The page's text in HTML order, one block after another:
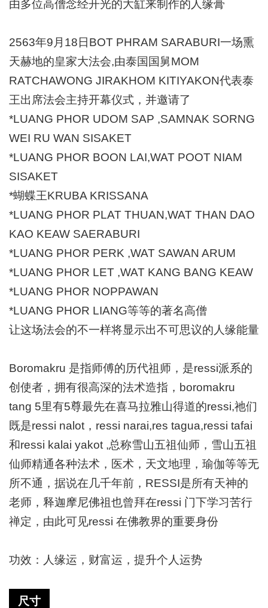
由多位高僧念经开光的大缸来制作的人缘膏
2563年9月18日BOT PHRAM SARABURI一场熏
天赫地的皇家大法会,由泰国国舅MOM
RATCHAWONG JIRAKHOM KITIYAKON代表泰
王出席法会主持开幕仪式，并邀请了
*LUANG PHOR UDOM SAP ,SAMNAK SORNG
WEI RU WAN SISAKET
*LUANG PHOR BOON LAI,WAT POOT NIAM
SISAKET
*蝴蝶王KRUBA KRISSANA
*LUANG PHOR PLAT THUAN,WAT THAN DAO
KAO KEAW SAERABURI
*LUANG PHOR PERK ,WAT SAWAN ARUM
*LUANG PHOR LET ,WAT KANG BANG KEAW
*LUANG PHOR NOPPAWAN
*LUANG PHOR LIANG等等的著名高僧
让这场法会的不一样将显示出不可思议的人缘能量
Boromakru 是指师傅的历代祖师，是ressi派系的
创使者，拥有很高深的法术造指，boromakru
tang 5里有5尊最先在喜马拉雅山得道的ressi,祂们
既是ressi nalot，ressi narai,res tagua,ressi tafai
和ressi kalai yakot ,总称雪山五祖仙师，雪山五祖
仙师精通各种法术，医术，天文地理，瑜伽等等无
所不通，据说在几千年前，RESSI是所有天神的
老师，释迦摩尼佛祖也曾拜在ressi 门下学习苦行
禅定，由此可见ressi 在佛教界的重要身份
功效：人缘运，财富运，提升个人运势
尺寸